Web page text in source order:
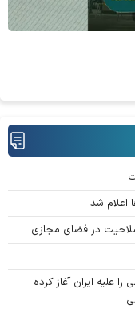
اعلام شد
صلاحیت در فضای مجازی
علیه ایران آغاز کرده